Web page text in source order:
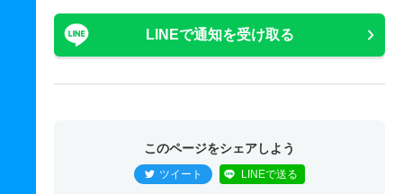
LINEで通知を受け取る
このページをシェアしよう
ツイート LINEで送る